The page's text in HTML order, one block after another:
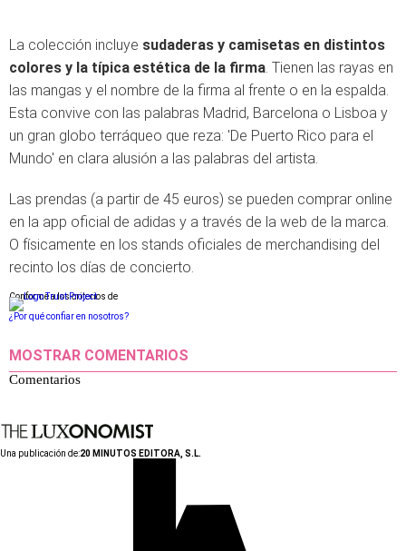
La colección incluye sudaderas y camisetas en distintos
colores y la típica estética de la firma. Tienen las rayas en
las mangas y el nombre de la firma al frente o en la espalda.
Esta convive con las palabras Madrid, Barcelona o Lisboa y
un gran globo terráqueo que reza: 'De Puerto Rico para el
Mundo' en clara alusión a las palabras del artista.
Las prendas (a partir de 45 euros) se pueden comprar online
en la app oficial de adidas y a través de la web de la marca.
O físicamente en los stands oficiales de merchandising del
recinto los días de concierto.
Conforme a los criterios de
¿Por qué confiar en nosotros?
MOSTRAR COMENTARIOS
Comentarios
Una publicación de:20 MINUTOS EDITORA, S.L.